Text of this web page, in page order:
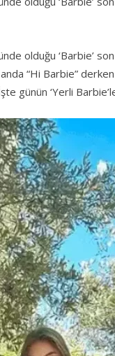
olduğu ‘Barbie’
“Hi Barbie”
günün ‘Yerli